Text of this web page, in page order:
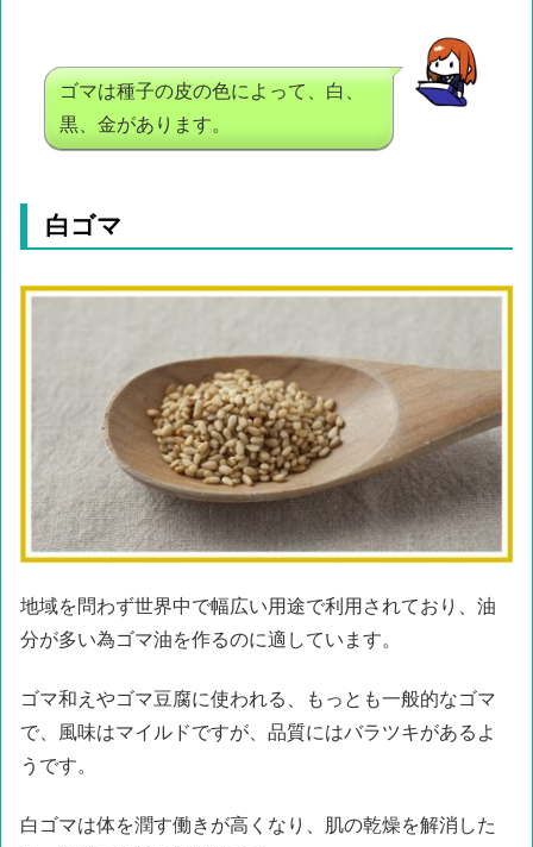
ゴマは種子の皮の色によって、白、
黒、金があります。
白ゴマ
地域を問わず世界中で幅広い用途で利用されており、油
分が多い為ゴマ油を作るのに適しています。
ゴマ和えやゴマ豆腐に使われる、もっとも一般的なゴマ
で、風味はマイルドですが、品質にはバラツキがあるよ
うです。
白ゴマは体を潤す働きが高くなり、肌の乾燥を解消した